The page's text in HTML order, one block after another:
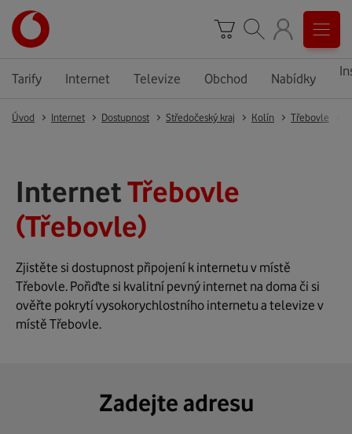
Tarify Internet Televize Obchod Nabídky
Úvod Internet Dostupnost Středočeský kraj Kolín Třebovle
InternetTřebovle
(Třebovle)
Zjistěte si dostupnost připojení k internetu v místě
Třebovle. Pořiďte si kvalitní pevný internet na doma či si
ověřte pokrytí vysokorychlostního internetu a televize v
místě Třebovle.
Zadejte adresu